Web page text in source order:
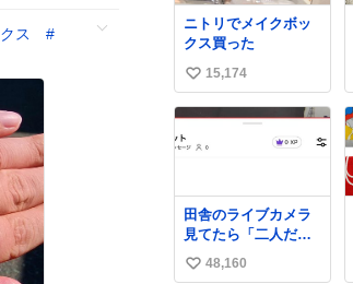
ス
#
るためジム通いを開
始。筋肉増量のため
おにぎり10個、ゼリ
ー飲料3～4本、パス
タと毎日4千kcalオー
バーの食事を摂取
し、増量したとい
う。
ニトリでメイクボッ
クス買った
い
い
数
15,174
田舎のライブカメラ
見てたら「二人だけ
の世界」を発見した
い
48,160